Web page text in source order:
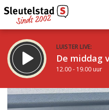
LUISTER LIVE:
De middag
12.00 - 19.00 uur
STRAKS:
De avond van